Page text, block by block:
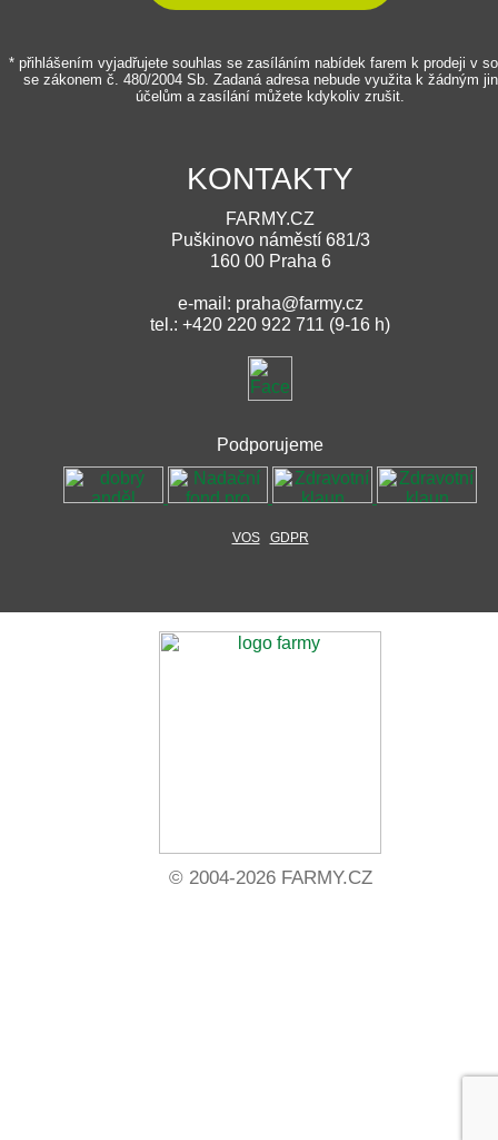
* přihlášením vyjadřujete souhlas se zasíláním nabídek farem k prodeji v
se zákonem č. 480/2004 Sb. Zadaná adresa nebude využita k žádným
účelům a zasílání můžete kdykoliv zrušit.
KONTAKTY
FARMY.CZ
Puškinovo náměstí 681/3
160 00 Praha 6
e-mail: praha@farmy.cz
tel.: +420 220 922 711 (9-16 h)
Podporujeme
VOS GDPR
© 2004-2026 FARMY.CZ